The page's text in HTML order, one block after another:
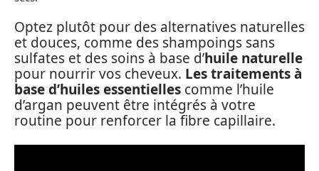
Optez plutôt pour des alternatives naturelles
et douces, comme des shampoings sans
sulfates et des soins à base d’huile naturelle
pour nourrir vos cheveux. Les traitements à
base d’huiles essentielles comme l’huile
d’argan peuvent être intégrés à votre
routine pour renforcer la fibre capillaire.